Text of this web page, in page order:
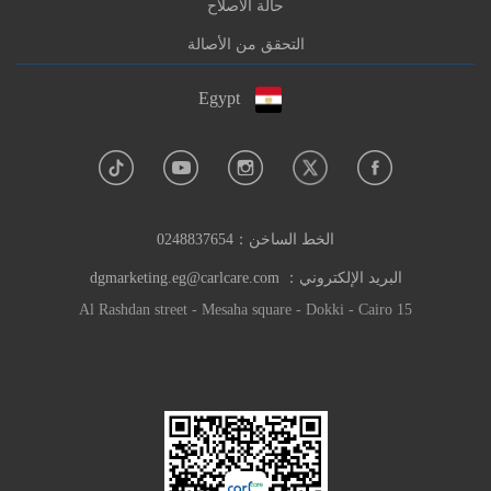
حالة الاصلاح
التحقق من الأصالة
Egypt
الخط الساخن： 0248837654
البريد الإلكتروني： dgmarketing.eg@carlcare.com
15 Al Rashdan street - Mesaha square - Dokki - Cairo